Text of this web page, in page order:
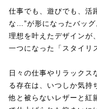
仕事でも、遊びでも、活
な…”が形になったバッグ
理想を叶えたデザインが
一つになった「スタイリ
日々の仕事やリラックス
る存在は、いつしか気持
他と被らないレザーと紅